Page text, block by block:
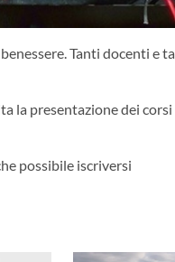
Tanti docenti e
la presentazione dei
possibile iscriversi